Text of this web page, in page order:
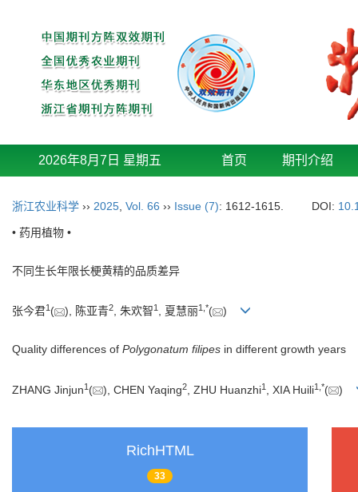
2026年8月7日 星期五 首页 期刊介绍
浙江农业科学 ›› 2025 Vol. 66 ›› Issue (7): 1612-1615. DOI:
• 药用植物 •
不同生长年限长梗黄精的品质差异
张今君1 ( ), 陈亚青2, 朱欢智1 , 夏慧丽1 *( )
Quality differences of Polygonatum filipes in different growth years
ZHANG Jinjun1 ( ), CHEN Yaqing2 , ZHU Huanzhi1 , XIA Huili1 *( )
RichHTML
33